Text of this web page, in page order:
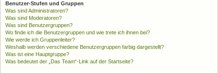
Benutzer-Stufen und Gruppen
Was sind Administratoren?
Was sind Moderatoren?
Was sind Benutzergruppen?
Wo finde ich die Benutzergruppen und wie trete ich ihnen bei?
Wie werde ich Gruppenleiter?
Weshalb werden verschiedene Benutzergruppen farbig dargestellt?
Was ist eine Hauptgruppe?
Was bedeutet der „Das Team“-Link auf der Startseite?